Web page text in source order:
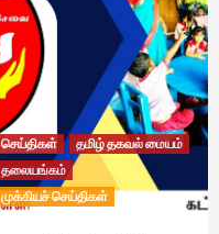
செய்திகள்
தமிழ் தகவல் மையம்
தலையங்கம்
முக்கியச் செய்திகள்